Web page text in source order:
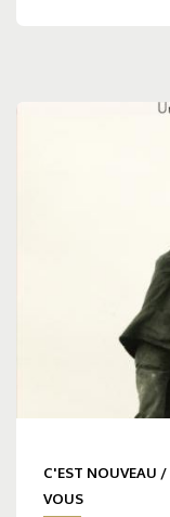
C'EST NOUVEAU /
VOUS